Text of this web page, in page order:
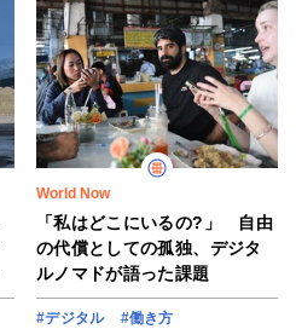
World Now
「私はどこにいるの?」 自由
の代償としての孤独、デジタ
ルノマドが語った課題
#デジタル #働き方